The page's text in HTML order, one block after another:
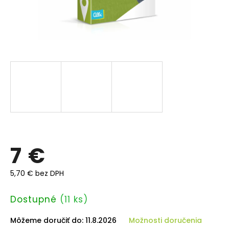
7 €
5,70 € bez DPH
Jednotková
Dostupné (11 ks)
Môžeme doručiť do: 11.8.2026 Možnosti doručenia